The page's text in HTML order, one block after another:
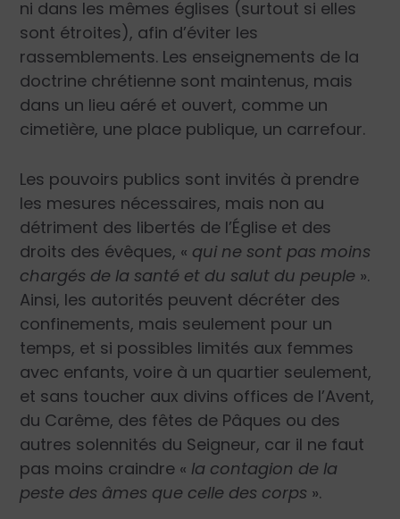
ni dans les mêmes églises (surtout si elles
sont étroites), afin d’éviter les
rassemblements. Les enseignements de la
doctrine chrétienne sont maintenus, mais
dans un lieu aéré et ouvert, comme un
cimetière, une place publique, un carrefour.
Les pouvoirs publics sont invités à prendre
les mesures nécessaires, mais non au
détriment des libertés de l’Église et des
droits des évêques, « qui ne sont pas moins
chargés de la santé et du salut du peuple ».
Ainsi, les autorités peuvent décréter des
confinements, mais seulement pour un
temps, et si possibles limités aux femmes
avec enfants, voire à un quartier seulement,
et sans toucher aux divins offices de l’Avent,
du Carême, des fêtes de Pâques ou des
autres solennités du Seigneur, car il ne faut
pas moins craindre « la contagion de la
peste des âmes que celle des corps ».